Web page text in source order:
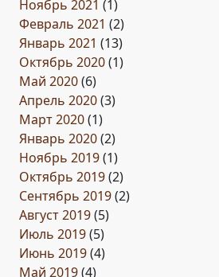
Ноябрь 2021 (1)
Февраль 2021 (2)
Январь 2021 (13)
Октябрь 2020(1)
Май 2020(6)
Апрель 2020(3)
Март 2020(1)
Январь 2020(2)
Ноябрь 2019(1)
Октябрь 2019(2)
Сентябрь 2019(2)
Август 2019(5)
Июль 2019(5)
Июнь 2019(4)
Май 2019(4)